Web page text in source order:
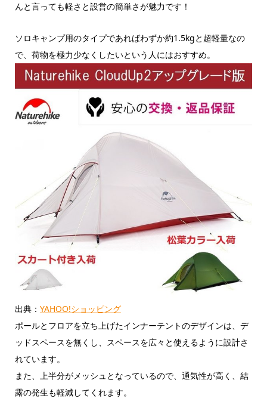
んと言っても軽さと設営の簡単さが魅力です！
ソロキャンプ用のタイプであればわずか約1.5kgと超軽量なの
で、荷物を極力少なくしたいという人にはおすすめ。
出典： YAHOO!ショッピング
ポールとフロアを立ち上げたインナーテントのデザインは、デ
ッドスペースを無くし、スペースを広々と使えるように設計さ
れています。
また、上半分がメッシュとなっているので、通気性が高く、結
露の発生も軽減してくれます。